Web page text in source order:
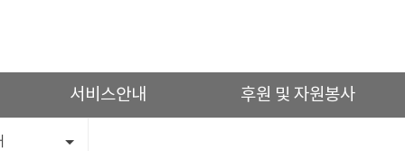
서비스안내 후원 및 자원봉사